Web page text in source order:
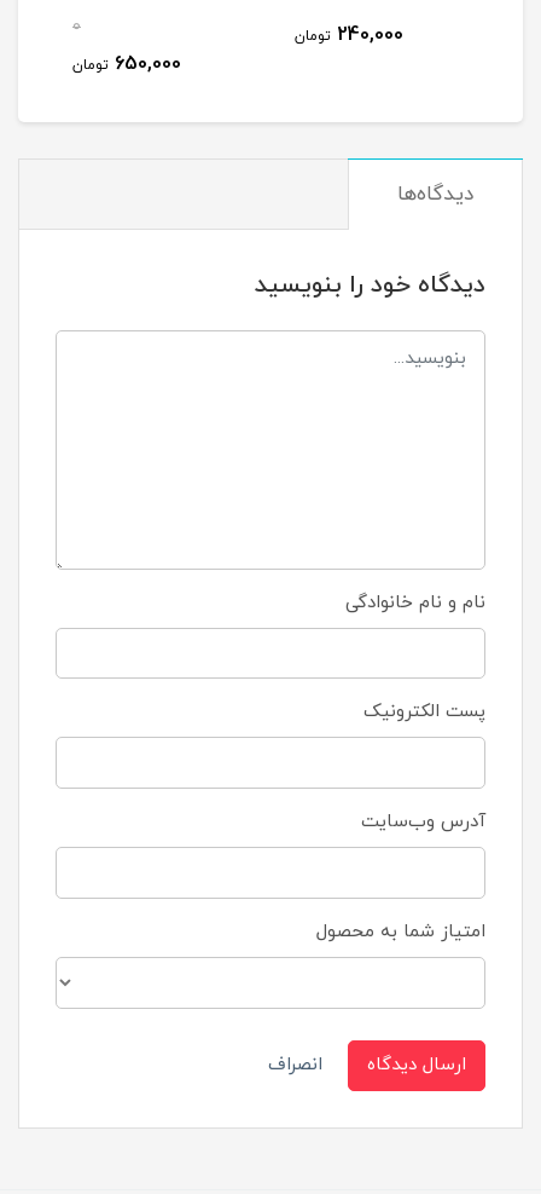
240,000 تومان 0
650,000 تومان
دیدگاه‌ها
دیدگاه خود را بنویسید
نام و نام خانوادگی
پست الکترونیک
آدرس وب‌سایت
امتیاز شما به محصول
ارسال دیدگاه انصراف